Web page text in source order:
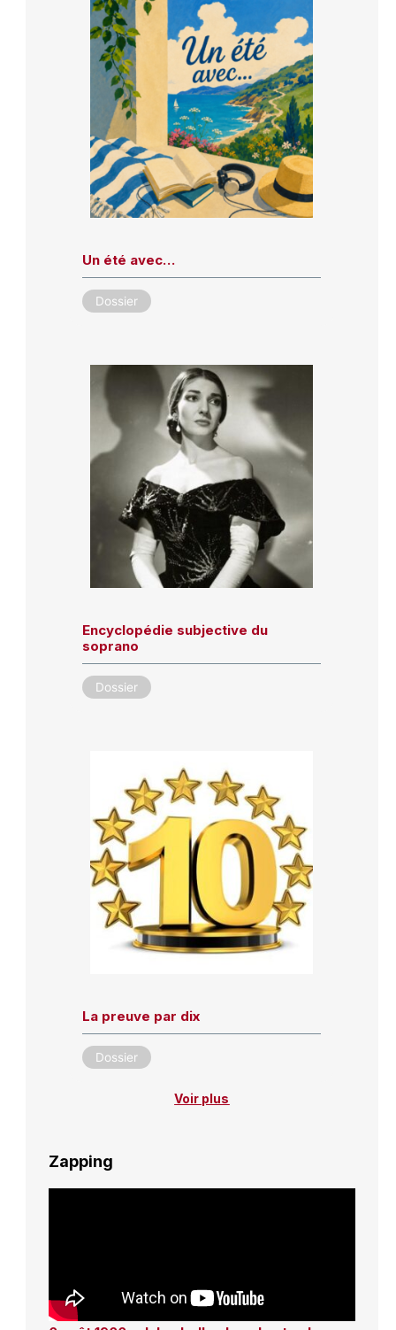
Un été avec…
Dossier
Encyclopédie subjective du
soprano
Dossier
La preuve par dix
Dossier
Voir plus
Zapping